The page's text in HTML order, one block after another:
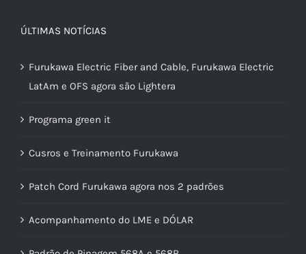
ÚLTIMAS NOTÍCIAS
Furukawa Electric Fiber and Cable, Furukawa Electric
LatAm e OFS agora são Lightera
Programa green it
Cusros e Treinamento Furukawa
Patch Cord Furukawa agora nos 2 padrões
Acompanhamento do LME e DÓLAR